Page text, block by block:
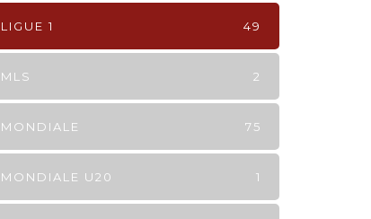
LIGUE 1 49
MLS 2
MONDIALE 75
MONDIALE U20 1